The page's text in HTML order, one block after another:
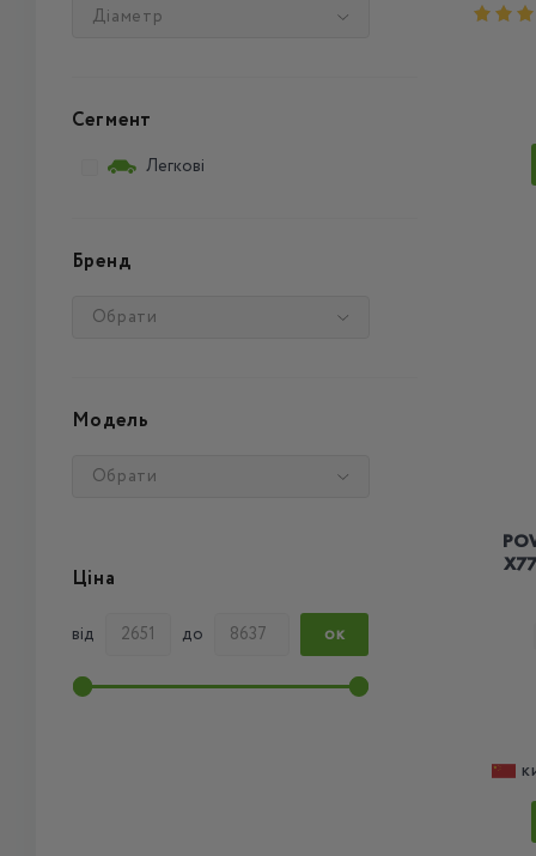
Діаметр
Сегмент
Легкові
Бренд
Обрати
Модель
Обрати
Ціна
від до ОК